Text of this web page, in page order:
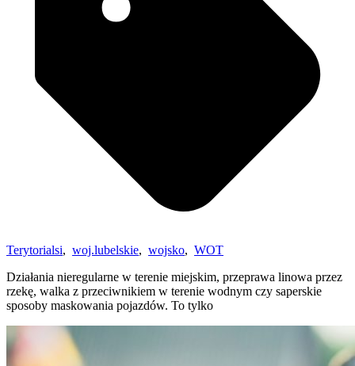
Terytorialsi, woj.lubelskie, wojsko, WOT
Działania nieregularne w terenie miejskim, przeprawa linowa przez
rzekę, walka z przeciwnikiem w terenie wodnym czy saperskie
sposoby maskowania pojazdów. To tylko